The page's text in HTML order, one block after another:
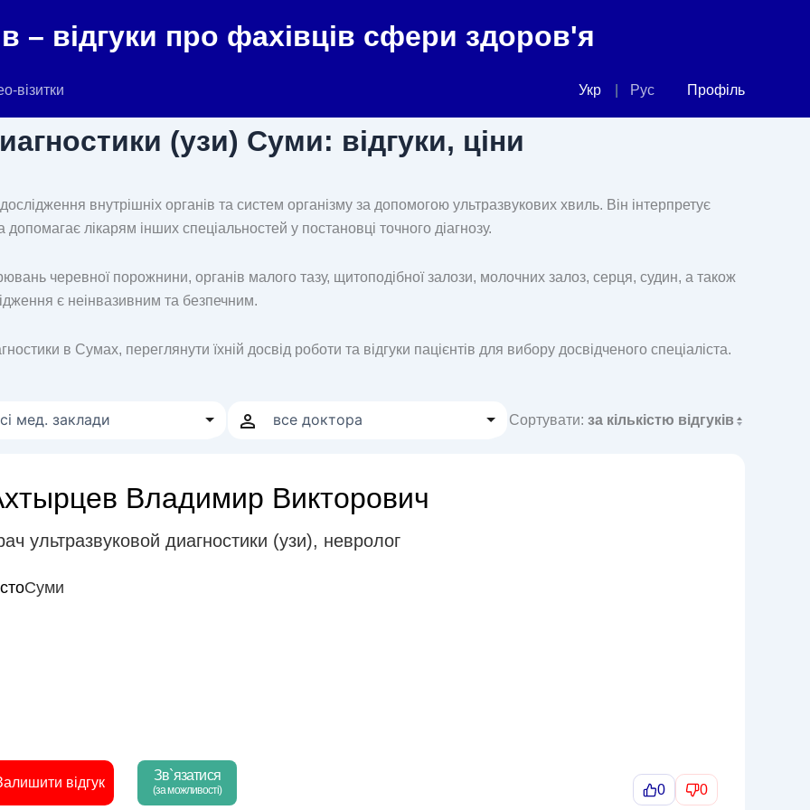
– відгуки про фахівців сфери здоров'я
візитки Укр Рус Профіль
(узи) Суми: відгуки, ціни
внутрішніх органів та систем організму за допомогою ультразвукових хвиль. Він інтерпретує
лікарям інших спеціальностей у постановці точного діагнозу.
черевної порожнини, органів малого тазу, щитоподібної залози, молочних залоз, серця, судин, а також
є неінвазивним та безпечним.
в Сумах, переглянути їхній досвід роботи та відгуки пацієнтів для вибору досвідченого спеціаліста.
Сортувати: за кількістю відгуків
Владимир Викторович
ультразвуковой диагностики (узи), невролог
Суми
відгук Зв`язатися
(за можливості) 0 0